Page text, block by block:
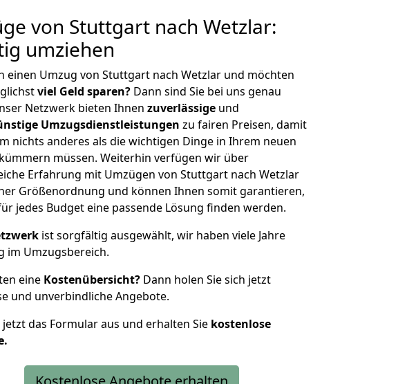
von Stuttgart nach Wetzlar:
umziehen
einen Umzug von Stuttgart nach Wetzlar und möchten
viel Geld sparen? Dann sind Sie bei uns genau
Netzwerk bieten Ihnen zuverlässige und
Umzugsdienstleistungen zu fairen Preisen, damit
nichts anderes als die wichtigen Dinge in Ihrem neuen
müssen. Weiterhin verfügen wir über
Erfahrung mit Umzügen von Stuttgart nach Wetzlar
Größenordnung und können Ihnen somit garantieren,
jedes Budget eine passende Lösung finden werden.
ist sorgfältig ausgewählt, wir haben viele Jahre
im Umzugsbereich.
eine Kostenübersicht? Dann holen Sie sich jetzt
und unverbindliche Angebote.
jetzt das Formular aus und erhalten Sie kostenlose